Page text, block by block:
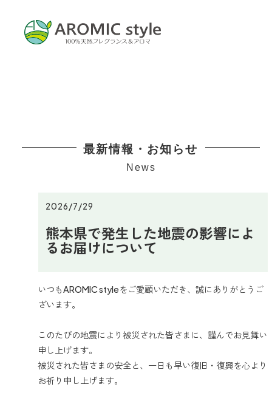
最新情報・お知らせ
News
2026/7/29
熊本県で発生した地震の影響によ
るお届けについて
いつもAROMIC styleをご愛顧いただき、誠にありがとうご
ざいます。
このたびの地震により被災された皆さまに、謹んでお見舞い
申し上げます。
被災された皆さまの安全と、一日も早い復旧・復興を心より
お祈り申し上げます。